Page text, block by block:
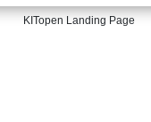
KITopen Landing Page